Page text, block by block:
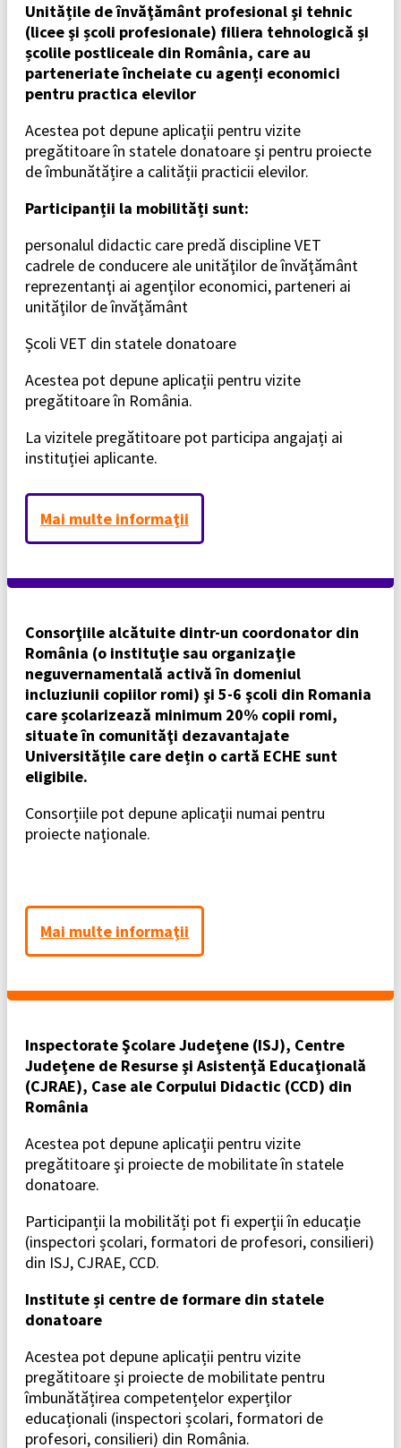
Unitățile de învăţământ profesional şi tehnic
(licee şi școli profesionale) filiera tehnologică și
școlile postliceale din România, care au
parteneriate încheiate cu agenți economici
pentru practica elevilor
Acestea pot depune aplicaţii pentru vizite
pregătitoare în statele donatoare și pentru proiecte
de îmbunătățire a calității practicii elevilor.
Participanții la mobilități sunt:
personalul didactic care predă discipline VET
cadrele de conducere ale unităţilor de învăţământ
reprezentanţi ai agenţilor economici, parteneri ai
unităţilor de învăţământ
Școli VET din statele donatoare
Acestea pot depune aplicații pentru vizite
pregătitoare în România.
La vizitele pregătitoare pot participa angajați ai
instituției aplicante.
Mai multe informaţii
Consorţiile alcătuite dintr-un coordonator din
România (o instituţie sau organizaţie
neguvernamentală activă în domeniul
incluziunii copiilor romi) şi 5-6 şcoli din Romania
care școlarizează minimum 20% copii romi,
situate în comunităţi dezavantajate
Universitățile care dețin o cartă ECHE sunt
eligibile.
Consorțiile pot depune aplicaţii numai pentru
proiecte naţionale.
Mai multe informaţii
Inspectorate Şcolare Judeţene (ISJ), Centre
Judeţene de Resurse şi Asistenţă Educaţională
(CJRAE), Case ale Corpului Didactic (CCD) din
România
Acestea pot depune aplicaţii pentru vizite
pregătitoare şi proiecte de mobilitate în statele
donatoare.
Participanții la mobilități pot fi experţii în educaţie
(inspectori școlari, formatori de profesori, consilieri)
din ISJ, CJRAE, CCD.
Institute și centre de formare din statele
donatoare
Acestea pot depune aplicații pentru vizite
pregătitoare și proiecte de mobilitate pentru
îmbunătățirea competențelor experților
educaționali (inspectori școlari, formatori de
profesori, consilieri) din România.